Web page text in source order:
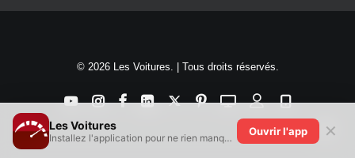
© 2026 Les Voitures. | Tous droits réservés.
Les Voitures
Installez l'application pour ne rien manquer !
Ouvrir l'app ✕